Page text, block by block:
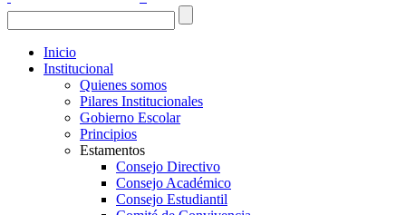
Inicio
Institucional
Quienes somos
Pilares Institucionales
Gobierno Escolar
Principios
Estamentos
Consejo Directivo
Consejo Académico
Consejo Estudiantil